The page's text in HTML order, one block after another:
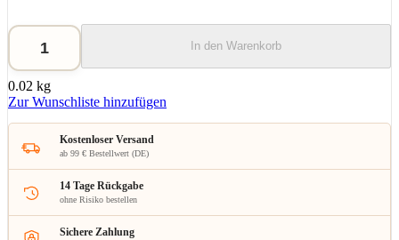
In den Warenkorb
0.02 kg
Zur Wunschliste hinzufügen
Kostenloser Versand
ab 99 € Bestellwert (DE)
14 Tage Rückgabe
ohne Risiko bestellen
Sichere Zahlung